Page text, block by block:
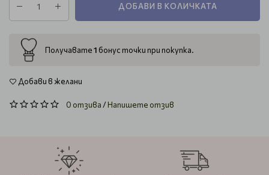
ДОБАВИ В КОЛИЧКАТА
Получавате1 бонус точки при покупка.
Добави в желани
0 отзива/Напишете отзив